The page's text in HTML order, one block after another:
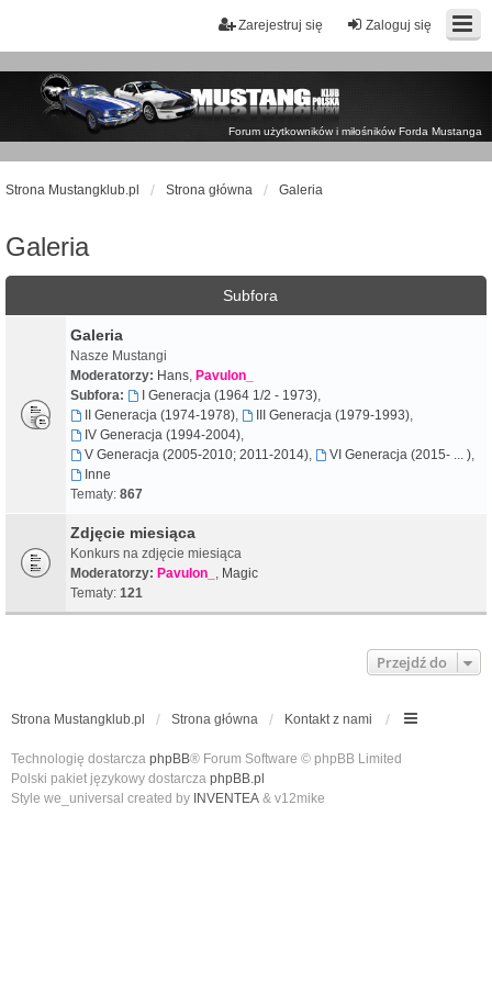
Zaloguj się
Zarejestruj się
Forum użytkowników i miłośników Forda Mustanga
Strona Mustangklub.pl Strona główna Galeria
Galeria
Subfora
Galeria
Nasze Mustangi
Moderatorzy: Hans, Pavulon_
Subfora:
I Generacja (1964 1/2 - 1973),
II Generacja (1974-1978), III Generacja (1979-1993),
IV Generacja (1994-2004),
V Generacja (2005-2010; 2011-2014), VI Generacja (2015- ... ),
Inne
Tematy: 867
Zdjęcie miesiąca
Konkurs na zdjęcie miesiąca
Moderatorzy: Pavulon_ , Magic
Tematy: 121
Przejdź do
Strona Mustangklub.pl Strona główna Kontakt z nami
Technologię dostarcza phpBB® Forum Software © phpBB Limited
Polski pakiet językowy dostarcza phpBB.pl
Style we_universal created by INVENTEA & v12mike